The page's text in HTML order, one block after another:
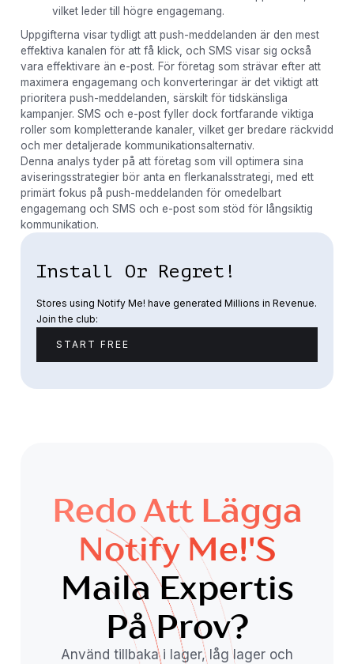
vilket leder till högre engagemang.
Uppgifterna visar tydligt att push-meddelanden är den mest
effektiva kanalen för att få klick, och SMS visar sig också
vara effektivare än e-post. För företag som strävar efter att
maximera engagemang och konverteringar är det viktigt att
prioritera push-meddelanden, särskilt för tidskänsliga
kampanjer. SMS och e-post fyller dock fortfarande viktiga
roller som kompletterande kanaler, vilket ger bredare räckvidd
och mer detaljerade kommunikationsalternativ.
Denna analys tyder på att företag som vill optimera sina
aviseringsstrategier bör anta en flerkanalsstrategi, med ett
primärt fokus på push-meddelanden för omedelbart
engagemang och SMS och e-post som stöd för långsiktig
kommunikation.
Install Or Regret!
Stores using Notify Me! have generated Millions in Revenue.
Join the club:
START FREE
Redo Att Lägga
Notify Me!'s
Maila Expertis
På Prov?
Använd tillbaka i lager, låg lager och